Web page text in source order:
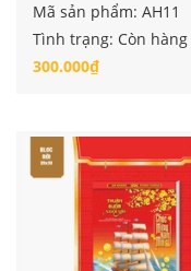
Mã sản phẩm: AH11
Tình trạng: Còn hàng
300.000₫